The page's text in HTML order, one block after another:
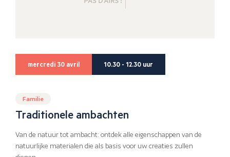
mercredi 30 avril 10.30 - 12.30 uur
Familie
Traditionele ambachten
Van de natuur tot ambacht: ontdek alle eigenschappen van de
natuurlijke materialen die als basis voor uw creaties zullen